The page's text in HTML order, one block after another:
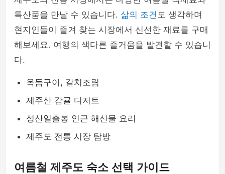
특산품을 만날 수 있습니다. 삶의 조건도 생각하며
현지인들이 즐겨 찾는 시장에서 신선한 재료를 구매
해보세요. 여행의 색다른 즐거움을 발견할 수 있습니
다.
옥돔구이, 갈치조림
제주산 감귤 디저트
성산일출봉 인근 해산물 요리
제주도 전통 시장 탐방
여름철 제주도 숙소 선택 가이드